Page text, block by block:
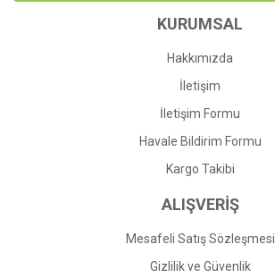
Ürün fiyatı diğer sitelerden daha pahalı.
Gönder
KURUMSAL
Hakkımızda
İletişim
İletişim Formu
Havale Bildirim Formu
Kargo Takibi
ALIŞVERİŞ
Mesafeli Satış Sözleşmesi
Gizlilik ve Güvenlik